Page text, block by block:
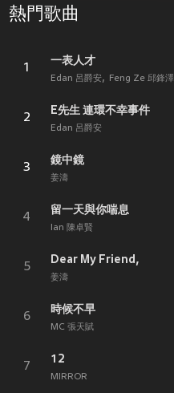
熱門歌曲
1
一表人才
Edan 呂爵安 Feng Ze 邱鋒澤
2
E先生 連環不幸事件
Edan 呂爵安
3
鏡中鏡
姜濤
4
留一天與你喘息
Ian 陳卓賢
5
Dear My Friend,
姜濤
6
時候不早
MC 張天賦
7
12
MIRROR